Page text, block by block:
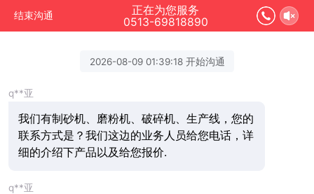
结束沟通
正在为您服务
0513-69818890
2026-08-09 01:39:18 开始沟通
q**亚
我们有制砂机、磨粉机、破碎机、生产线，您的
联系方式是？我们这边的业务人员给您电话，详
细的介绍下产品以及给您报价.
q**亚